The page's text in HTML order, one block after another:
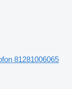
81281006065